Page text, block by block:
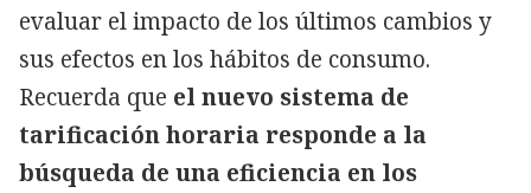
evaluar el impacto de los últimos cambios y
sus efectos en los hábitos de consumo.
Recuerda que el nuevo sistema de
tarificación horaria responde a la
búsqueda de una eficiencia en los